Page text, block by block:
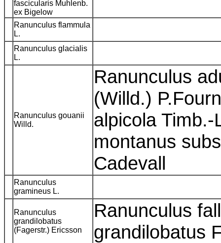
fascicularis Muhlenb.
ex Bigelow
Ranunculus flammula
L.
Ranunculus glacialis
L.
Ranunculus gouanii
Willd.
Ranunculus
(Willd.)
alpicola
montanus
Cadevall
Ranunculus
gramineus L.
Ranunculus
grandilobatus
(Fagerstr.) Ericsson
Ranunculus
grandilobatus